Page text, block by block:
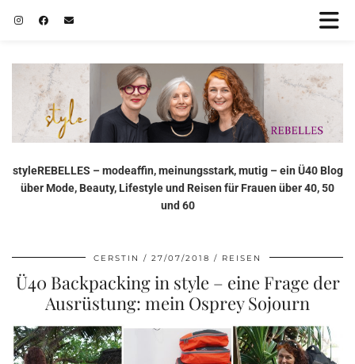
styleREBELLES – modeaffin, meinungsstark, mutig – ein Ü40 Blog
über Mode, Beauty, Lifestyle und Reisen für Frauen über 40, 50
und 60
CERSTIN 27/07/2018 REISEN
Ü40 Backpacking in style – eine Frage der
Ausrüstung: mein Osprey Sojourn